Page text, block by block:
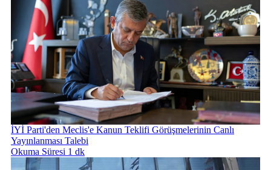
İYİ Parti'den Meclis'e Kanun Teklifi Görüşmelerinin Canlı
Yayınlanması Talebi
Okuma Süresi 1 dk